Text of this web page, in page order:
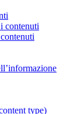
contenuti
type)